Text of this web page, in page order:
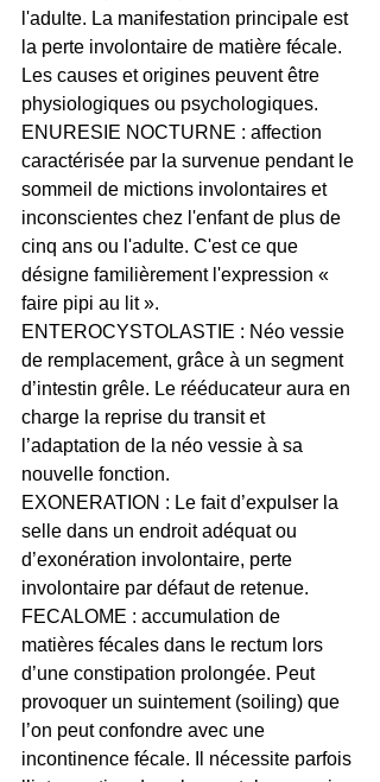
l'adulte. La manifestation principale est
la perte involontaire de matière fécale.
Les causes et origines peuvent être
physiologiques ou psychologiques.
ENURESIE NOCTURNE : affection
caractérisée par la survenue pendant le
sommeil de mictions involontaires et
inconscientes chez l'enfant de plus de
cinq ans ou l'adulte. C'est ce que
désigne familièrement l'expression «
faire pipi au lit ».
ENTEROCYSTOLASTIE : Néo vessie
de remplacement, grâce à un segment
d’intestin grêle. Le rééducateur aura en
charge la reprise du transit et
l’adaptation de la néo vessie à sa
nouvelle fonction.
EXONERATION : Le fait d’expulser la
selle dans un endroit adéquat ou
d’exonération involontaire, perte
involontaire par défaut de retenue.
FECALOME : accumulation de
matières fécales dans le rectum lors
d’une constipation prolongée. Peut
provoquer un suintement (soiling) que
l’on peut confondre avec une
incontinence fécale. Il nécessite parfois